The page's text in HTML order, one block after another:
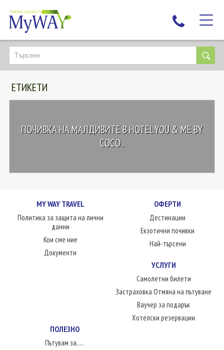
НАЙ-ТЪРСЕНИ
ДЕСТИНАЦИИ
ЕКЗОТИЧНИ ПОЧИВКИ
ЛЮБОПИТНО
КОНТАКТИ
ЕТИКЕТИ
ПОЧИВКА НА МАЛДИВИТЕ В HOTEL YOU & ME BY
COCO...
MY WAY TRAVEL
Политика за защита на лични
данни
Кои сме ние
Документи
ОФЕРТИ
Дестинации
Екзотични почивки
Най-търсени
УСЛУГИ
Самолетни билети
Застраховка Отмяна на пътуване
Ваучер за подарък
Хотелски резервации
ПОЛЕЗНО
Пътувам за.....